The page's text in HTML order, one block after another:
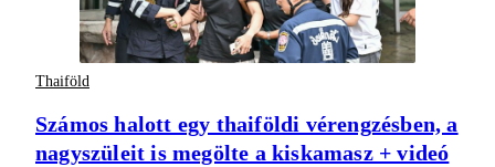
Thaiföld
Számos halott egy thaiföldi vérengzésben, a
nagyszüleit is megölte a kiskamasz + videó